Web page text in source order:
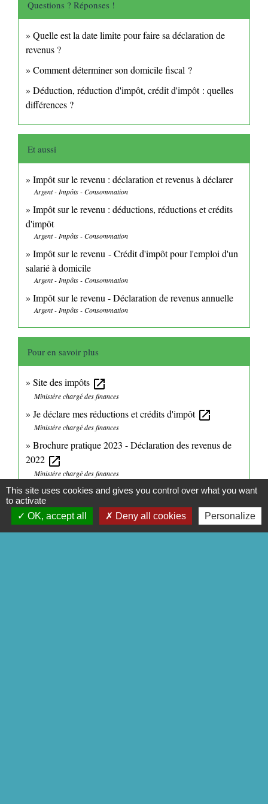
Questions ? Réponses !
Quelle est la date limite pour faire sa déclaration de
revenus ?
Comment déterminer son domicile fiscal ?
Déduction, réduction d'impôt, crédit d'impôt : quelles
différences ?
Et aussi
Impôt sur le revenu : déclaration et revenus à déclarer
Argent - Impôts - Consommation
Impôt sur le revenu : déductions, réductions et crédits
d'impôt
Argent - Impôts - Consommation
Impôt sur le revenu - Crédit d'impôt pour l'emploi d'un
salarié à domicile
Argent - Impôts - Consommation
Impôt sur le revenu - Déclaration de revenus annuelle
Argent - Impôts - Consommation
Pour en savoir plus
Site des impôts open_in_new
Ministère chargé des finances
Je déclare mes réductions et crédits d'impôt open_in_new
Ministère chargé des finances
Brochure pratique 2023 - Déclaration des revenus de
2022 open_in_new
Ministère chargé des finances
Impôt sur le revenu : dépliants d'informationopen_in_new
Ministère chargé des finances
Impôt sur le revenu : faut-il déclarer l'APA ?open_in_new
Caisse nationale de solidarité pour l'autonomie (CNSA)
This site uses cookies and gives you control over what you want
to activate
OK, accept all
Deny all cookies Personalize